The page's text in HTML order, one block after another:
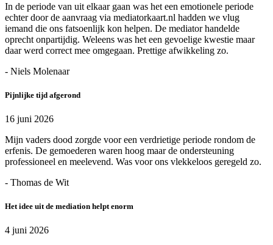
In de periode van uit elkaar gaan was het een emotionele periode
echter door de aanvraag via mediatorkaart.nl hadden we vlug
iemand die ons fatsoenlijk kon helpen. De mediator handelde
oprecht onpartijdig. Weleens was het een gevoelige kwestie maar
daar werd correct mee omgegaan. Prettige afwikkeling zo.
- Niels Molenaar
Pijnlijke tijd afgerond
16 juni 2026
Mijn vaders dood zorgde voor een verdrietige periode rondom de
erfenis. De gemoederen waren hoog maar de ondersteuning
professioneel en meelevend. Was voor ons vlekkeloos geregeld zo.
- Thomas de Wit
Het idee uit de mediation helpt enorm
4 juni 2026